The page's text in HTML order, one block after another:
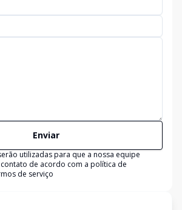
Enviar
utilizadas para que a nossa equipe
de acordo com a política de
de serviço